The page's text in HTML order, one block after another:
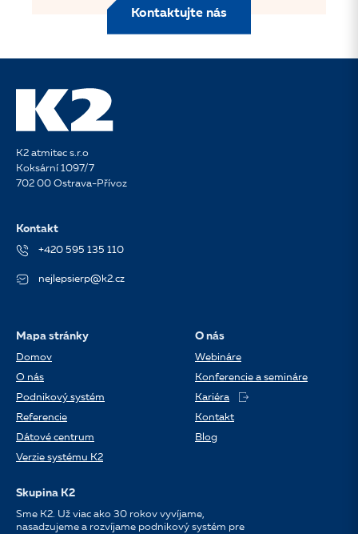
Kontaktujte nás
K2 atmitec s.r.o
Koksární 1097/7
702 00 Ostrava-Přívoz
Kontakt
+420 595 135 110
nejlepsierp@k2.cz
Mapa stránky
Domov
O nás
Podnikový systém
Referencie
Dátové centrum
Verzie systému K2
O nás
Webináre
Konferencie a semináre
Kariéra
Kontakt
Blog
Skupina K2
Sme K2. Už viac ako 30 rokov vyvíjame,
nasadzujeme a rozvíjame podnikový systém pre